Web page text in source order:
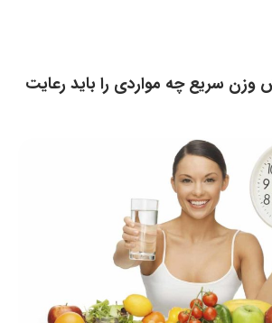
وزن سریع چه مواردی را باید رعایت